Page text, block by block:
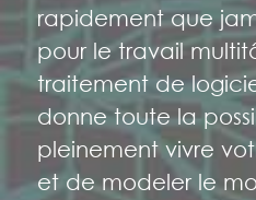
rapidement que
pour le travail
traitement de
donne toute la
pleinement vivre
et de modeler le